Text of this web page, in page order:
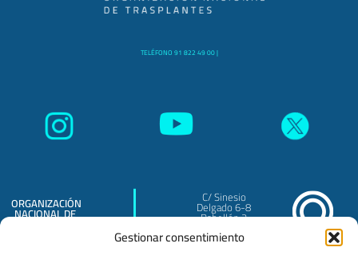
Gestionar consentimiento
TELÉFONO 91 822 49 00 |
ORGANIZACIÓN
NACIONAL DE
C/ Sinesio
Delgado 6-8
Pabellón 3
Madrid - 28029